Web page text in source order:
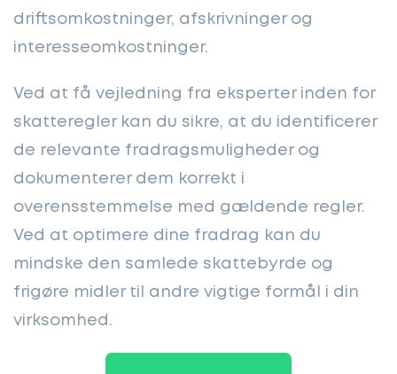
driftsomkostninger, afskrivninger og
interesseomkostninger.
Ved at få vejledning fra eksperter inden for
skatteregler kan du sikre, at du identificerer
de relevante fradragsmuligheder og
dokumenterer dem korrekt i
overensstemmelse med gældende regler.
Ved at optimere dine fradrag kan du
mindske den samlede skattebyrde og
frigøre midler til andre vigtige formål i din
virksomhed.